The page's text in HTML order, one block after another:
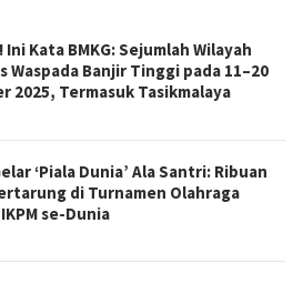
Ini Kata BMKG: Sejumlah Wilayah
Waspada Banjir Tinggi pada 11–20
2025, Termasuk Tasikmalaya
‘Piala Dunia’ Ala Santri: Ribuan
di Turnamen Olahraga
se-Dunia